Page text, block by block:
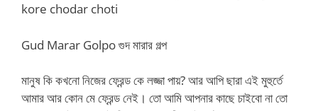
kore chodar choti
Gud Marar Golpo গুদ মারার গল্প
মানুষ কি কখনো নিজের ফ্রেন্ড কে লজ্জা পায়? আর আপি ছারা এই মুহুর্তে
আমার আর কোন মে ফ্রেন্ড নেই। তো আমি আপনার কাছে চাইবো না তো